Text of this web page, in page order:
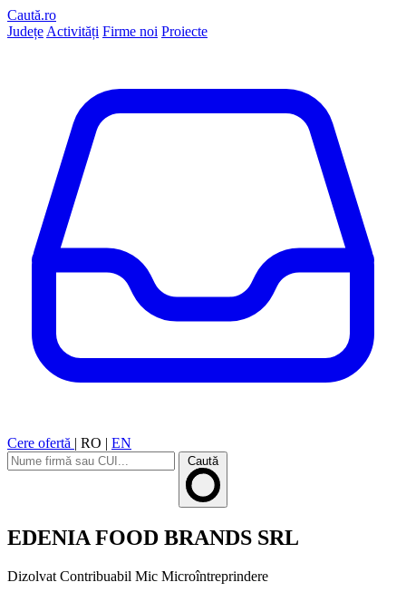
Caută.ro
Județe Activități Firme noi Proiecte
Cere ofertă | RO | EN
Caută
EDENIA FOOD BRANDS SRL
Dizolvat Contribuabil Mic Microîntreprindere